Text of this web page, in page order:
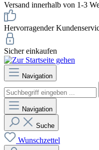
Versand innerhalb von 1-3
Hervorragender
Sicher einkaufen
Navigation
Navigation
Suche
Wunschzettel